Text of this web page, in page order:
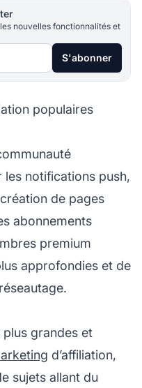
nouvelles fonctionnalités et
S'abonner
populaires
notifications push,
de pages
abonnements
premium
approfondies et de
plus grandes et
d’affiliation,
sujets allant du